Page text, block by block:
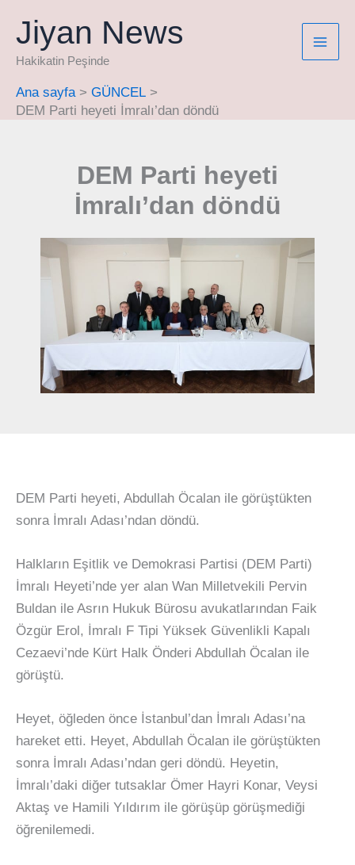
Jiyan News
Hakikatin Peşinde
Ana sayfa
GÜNCEL
DEM Parti heyeti İmralı’dan döndü
DEM Parti heyeti
İmralı’dan döndü
DEM Parti heyeti, Abdullah Öcalan ile görüştükten
sonra İmralı Adası’ndan döndü.
Halkların Eşitlik ve Demokrasi Partisi (DEM Parti)
İmralı Heyeti’nde yer alan Wan Milletvekili Pervin
Buldan ile Asrın Hukuk Bürosu avukatlarından Faik
Özgür Erol, İmralı F Tipi Yüksek Güvenlikli Kapalı
Cezaevi’nde Kürt Halk Önderi Abdullah Öcalan ile
görüştü.
Heyet, öğleden önce İstanbul’dan İmralı Adası’na
hareket etti. Heyet, Abdullah Öcalan ile görüştükten
sonra İmralı Adası’ndan geri döndü. Heyetin,
İmralı’daki diğer tutsaklar Ömer Hayri Konar, Veysi
Aktaş ve Hamili Yıldırım ile görüşüp görüşmediği
öğrenilemedi.